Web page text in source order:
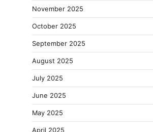
November 2025
October 2025
September 2025
August 2025
July 2025
June 2025
May 2025
April 2025